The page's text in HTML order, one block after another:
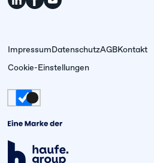
ImpressumDatenschutzAGBKontakt
Cookie-Einstellungen